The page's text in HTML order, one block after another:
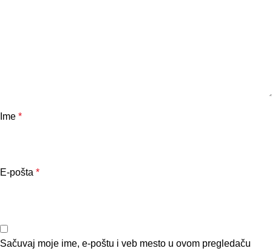
Ime *
E-pošta *
Sačuvaj moje ime, e-poštu i veb mesto u ovom pregledaču